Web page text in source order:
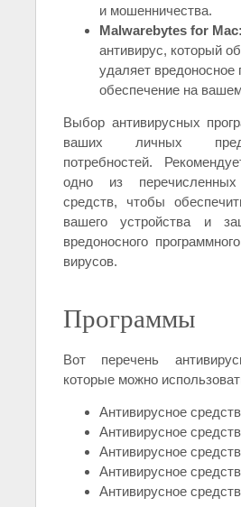
и мошенничества.
Malwarebytes for Mac:
антивирус, который
удаляет вредоносное
обеспечение на
Выбор антивирусных
ваших личных
потребностей.
одно из перечисленных
средств, чтобы
вашего устройства и
вредоносного
вирусов.
Программы
Вот перечень
которые можно
Антивирусное
Антивирусное
Антивирусное
Антивирусное
Антивирусное